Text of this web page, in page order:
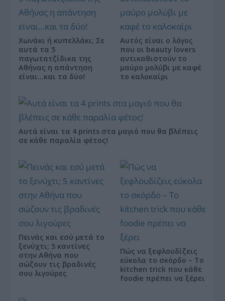
Χωνάκι ή κυπελλάκι; Σε
αυτά τα 5
παγωτατζίδικα της
Αθήνας η απάντηση
είναι…και τα δύο!
Αυτός είναι ο λόγος
που οι beauty lovers
αντικαθιστούν το
μαύρο μολύβι με καφέ
το καλοκαίρι
Αυτά είναι τα 4 prints στα μαγιό που θα βλέπεις
σε κάθε παραλία φέτος!
Πεινάς και εσύ μετά το
ξενύχτι; 5 καντίνες
στην Αθήνα που
σώζουν τις βραδινές
σου λιγούρες
Πώς να ξεφλουδίζεις
εύκολα το σκόρδο – Το
kitchen trick που κάθε
foodie πρέπει να ξέρει